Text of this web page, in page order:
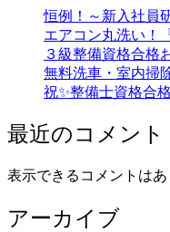
恒例！～新入社員
エアコン丸洗い！
３級整備資格合格
無料洗車・室内掃
祝✨整備士資格合
最近のコメント
表示できるコメントはあ
アーカイブ